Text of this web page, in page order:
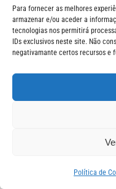
Para fornecer as melhores
armazenar e/ou aceder a
tecnologias nos permitirá
IDs exclusivos neste site. Não
negativamante certos recursos e
Política de